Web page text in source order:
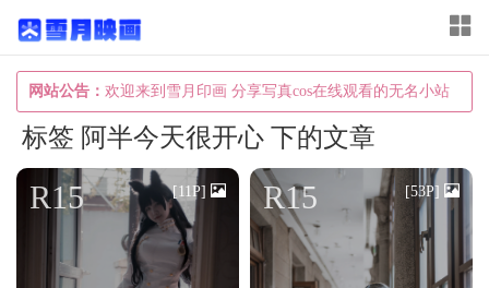
网站公告： 欢迎来到雪月印画 分享写真cos在线观看的无名小站
T
o
g
e
标签 阿半今天很开心 下的文章
R15 [11P] R15 [53P]